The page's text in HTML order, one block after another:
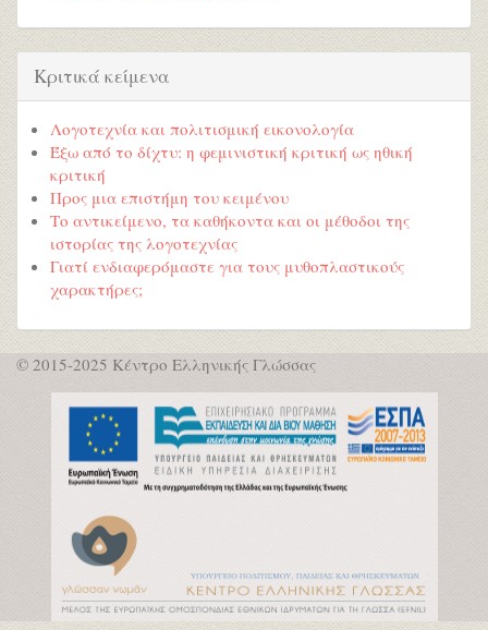
Κριτικά κείμενα
Λογοτεχνία και πολιτισμική εικονολογία
Έξω από το δίχτυ: η φεμινιστική κριτική ως ηθική
κριτική
Προς μια επιστήμη του κειμένου
Το αντικείμενο, τα καθήκοντα και οι μέθοδοι της
ιστορίας της λογοτεχνίας
Γιατί ενδιαφερόμαστε για τους μυθοπλαστικούς
χαρακτήρες;
© 2015-2025 Κέντρο Ελληνικής Γλώσσας